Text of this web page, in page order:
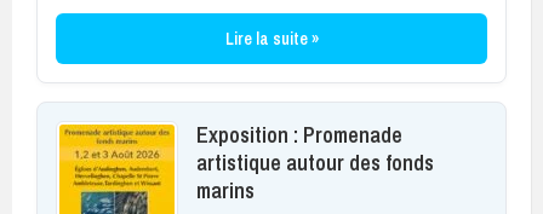
Lire la suite »
Exposition : Promenade
artistique autour des fonds
marins